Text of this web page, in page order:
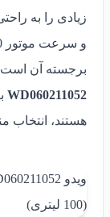
برجسته آن است.
WD060211052
هستند، انتخاب